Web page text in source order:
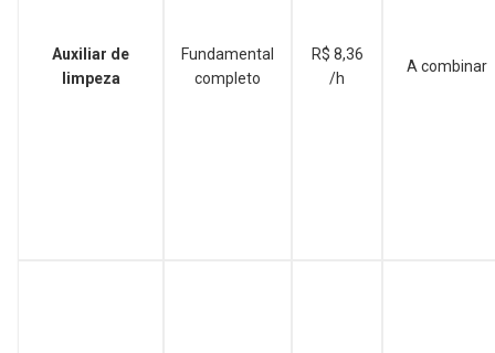
Auxiliar de
limpeza
Fundamental
completo
R$ 8,36
/h
A combinar